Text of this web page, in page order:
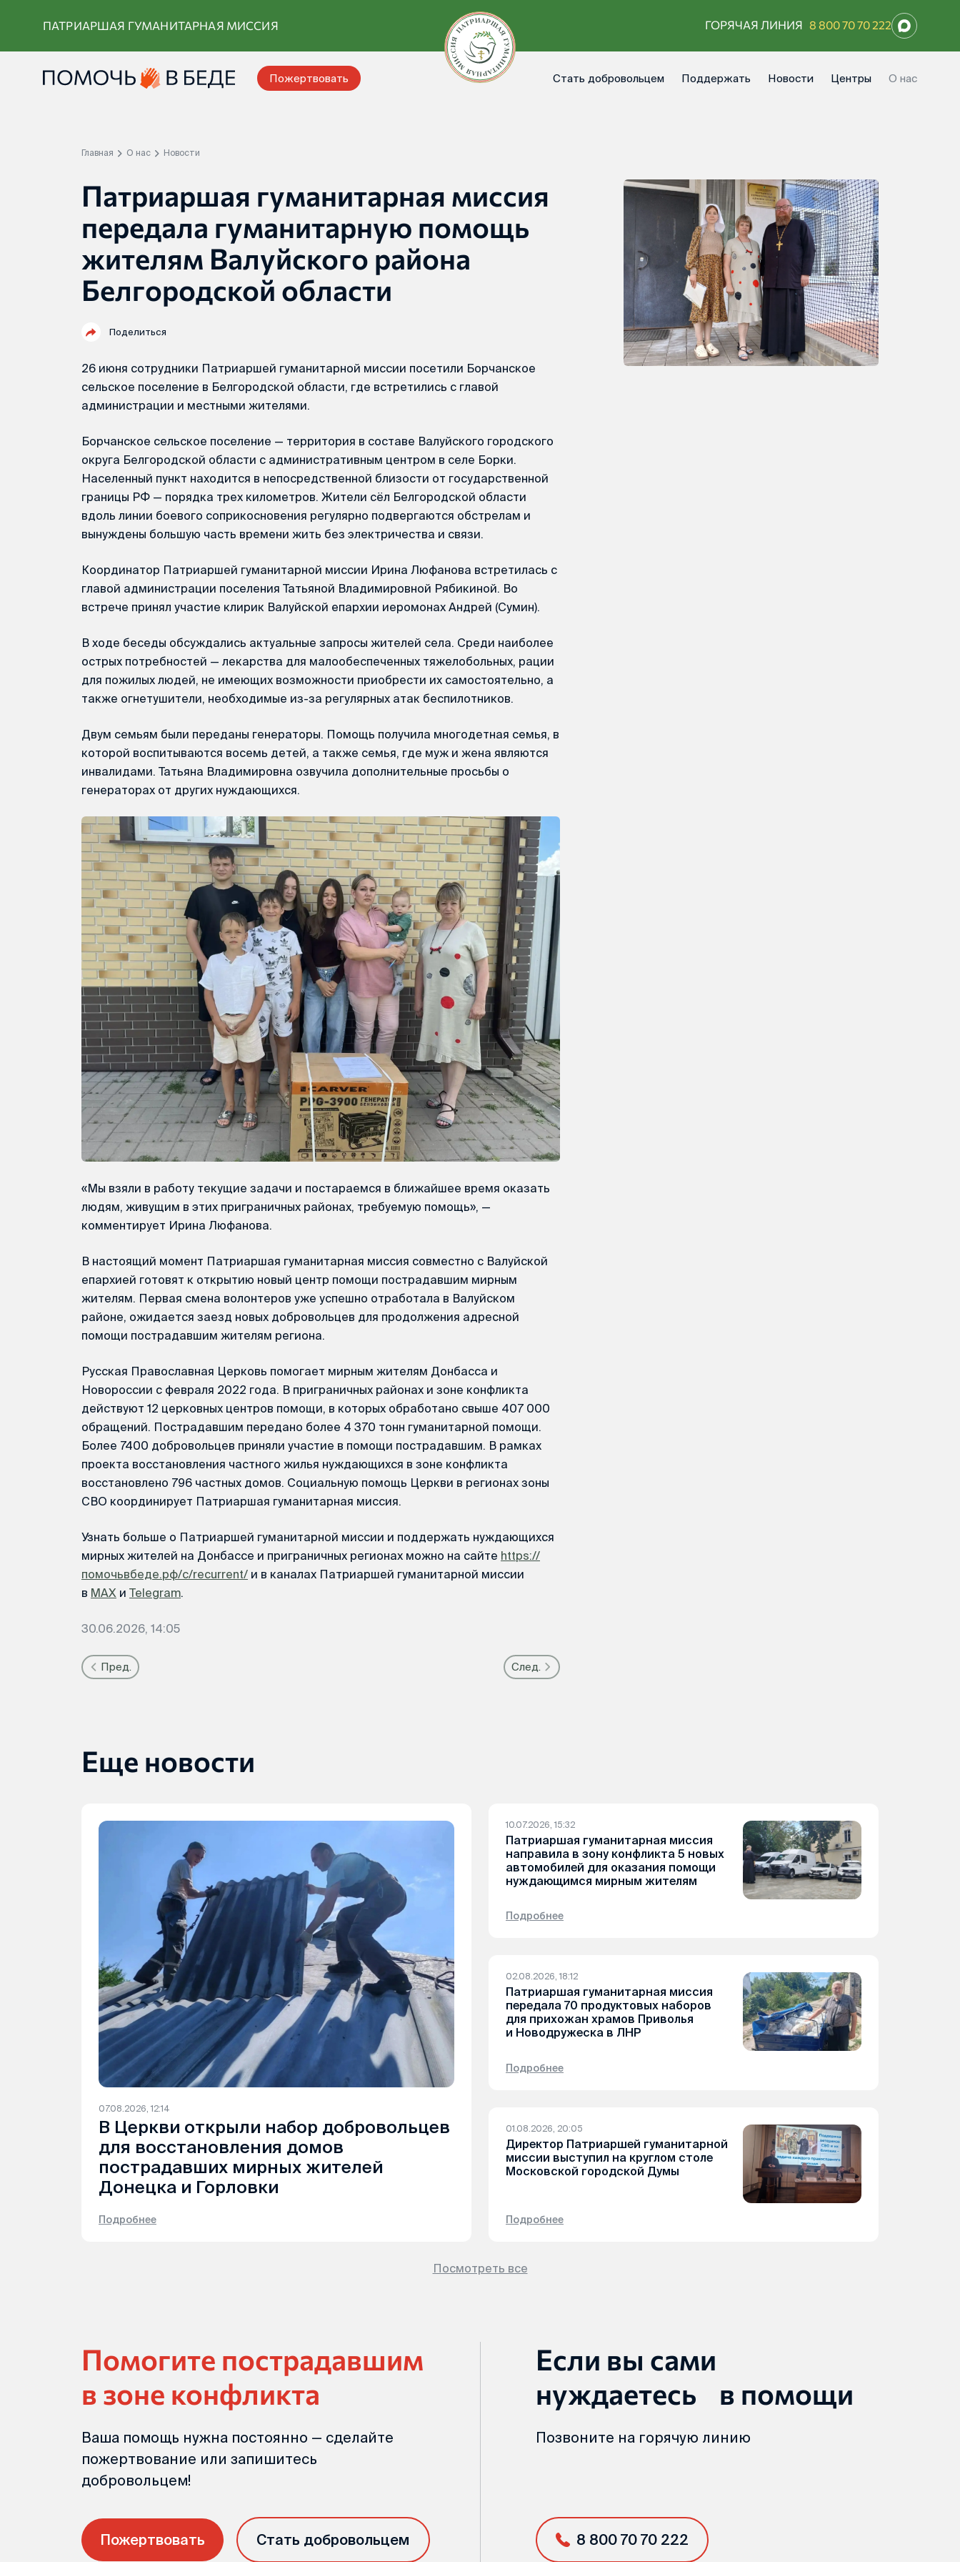
ПАТРИАРШАЯ ГУМАНИТАРНАЯ МИССИЯ ГОРЯЧАЯ ЛИНИЯ 8 800 70 70 222
Пожертвовать Стать добровольцем Поддержать Новости Центры О нас
Главная О нас Новости
Патриаршая гуманитарная миссия
передала гуманитарную помощь
жителям Валуйского района
Белгородской области
Поделиться
26 июня сотрудники Патриаршей гуманитарной миссии посетили Борчанское
сельское поселение в Белгородской области, где встретились с главой
администрации и местными жителями.
Борчанское сельское поселение — территория в составе Валуйского городского
округа Белгородской области с административным центром в селе Борки.
Населенный пункт находится в непосредственной близости от государственной
границы РФ — порядка трех километров. Жители сёл Белгородской области
вдоль линии боевого соприкосновения регулярно подвергаются обстрелам и
вынуждены большую часть времени жить без электричества и связи.
Координатор Патриаршей гуманитарной миссии Ирина Люфанова встретилась с
главой администрации поселения Татьяной Владимировной Рябикиной. Во
встрече принял участие клирик Валуйской епархии иеромонах Андрей (Сумин).
В ходе беседы обсуждались актуальные запросы жителей села. Среди наиболее
острых потребностей — лекарства для малообеспеченных тяжелобольных, рации
для пожилых людей, не имеющих возможности приобрести их самостоятельно, а
также огнетушители, необходимые из-за регулярных атак беспилотников.
Двум семьям были переданы генераторы. Помощь получила многодетная семья, в
которой воспитываются восемь детей, а также семья, где муж и жена являются
инвалидами. Татьяна Владимировна озвучила дополнительные просьбы о
генераторах от других нуждающихся.
«Мы взяли в работу текущие задачи и постараемся в ближайшее время оказать
людям, живущим в этих приграничных районах, требуемую помощь», —
комментирует Ирина Люфанова.
В настоящий момент Патриаршая гуманитарная миссия совместно с Валуйской
епархией готовят к открытию новый центр помощи пострадавшим мирным
жителям. Первая смена волонтеров уже успешно отработала в Валуйском
районе, ожидается заезд новых добровольцев для продолжения адресной
помощи пострадавшим жителям региона.
Русская Православная Церковь помогает мирным жителям Донбасса и
Новороссии с февраля 2022 года. В приграничных районах и зоне конфликта
действуют 12 церковных центров помощи, в которых обработано свыше 407 000
обращений. Пострадавшим передано более 4 370 тонн гуманитарной помощи.
Более 7400 добровольцев приняли участие в помощи пострадавшим. В рамках
проекта восстановления частного жилья нуждающихся в зоне конфликта
восстановлено 796 частных домов. Социальную помощь Церкви в регионах зоны
СВО координирует Патриаршая гуманитарная миссия.
Узнать больше о Патриаршей гуманитарной миссии и поддержать нуждающихся
мирных жителей на Донбассе и приграничных регионах можно на сайте https://
помочьвбеде.рф/c/recurrent/ и в каналах Патриаршей гуманитарной миссии
в MAX и Telegram
30.06.2026, 14:05
Пред. След.
Еще новости
07.08.2026, 12:14
В Церкви открыли набор добровольцев
для восстановления домов
пострадавших мирных жителей
Донецка и Горловки
Подробнее
10.07.2026, 15:32
Патриаршая гуманитарная миссия
направила в зону конфликта 5 новых
автомобилей для оказания помощи
нуждающимся мирным жителям
Подробнее
02.08.2026, 18:12
Патриаршая гуманитарная миссия
передала 70 продуктовых наборов
для прихожан храмов Приволья
и Новодружеска в ЛНР
Подробнее
01.08.2026, 20:05
Директор Патриаршей гуманитарной
миссии выступил на круглом столе
Московской городской Думы
Подробнее
Посмотреть все
Помогите пострадавшим
в зоне конфликта
Ваша помощь нужна постоянно — сделайте
пожертвование или запишитесь
добровольцем!
Пожертвовать Стать добровольцем
Если вы сами
нуждаетесь в помощи
Позвоните на горячую линию
8 800 70 70 222